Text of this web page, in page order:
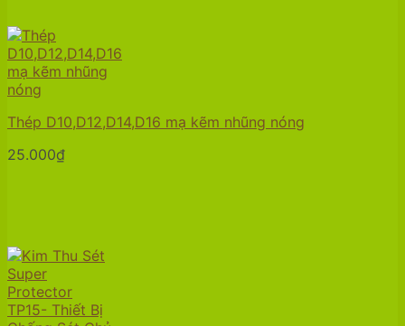
Thép D10,D12,D14,D16 mạ kẽm nhũng nóng
25.000₫